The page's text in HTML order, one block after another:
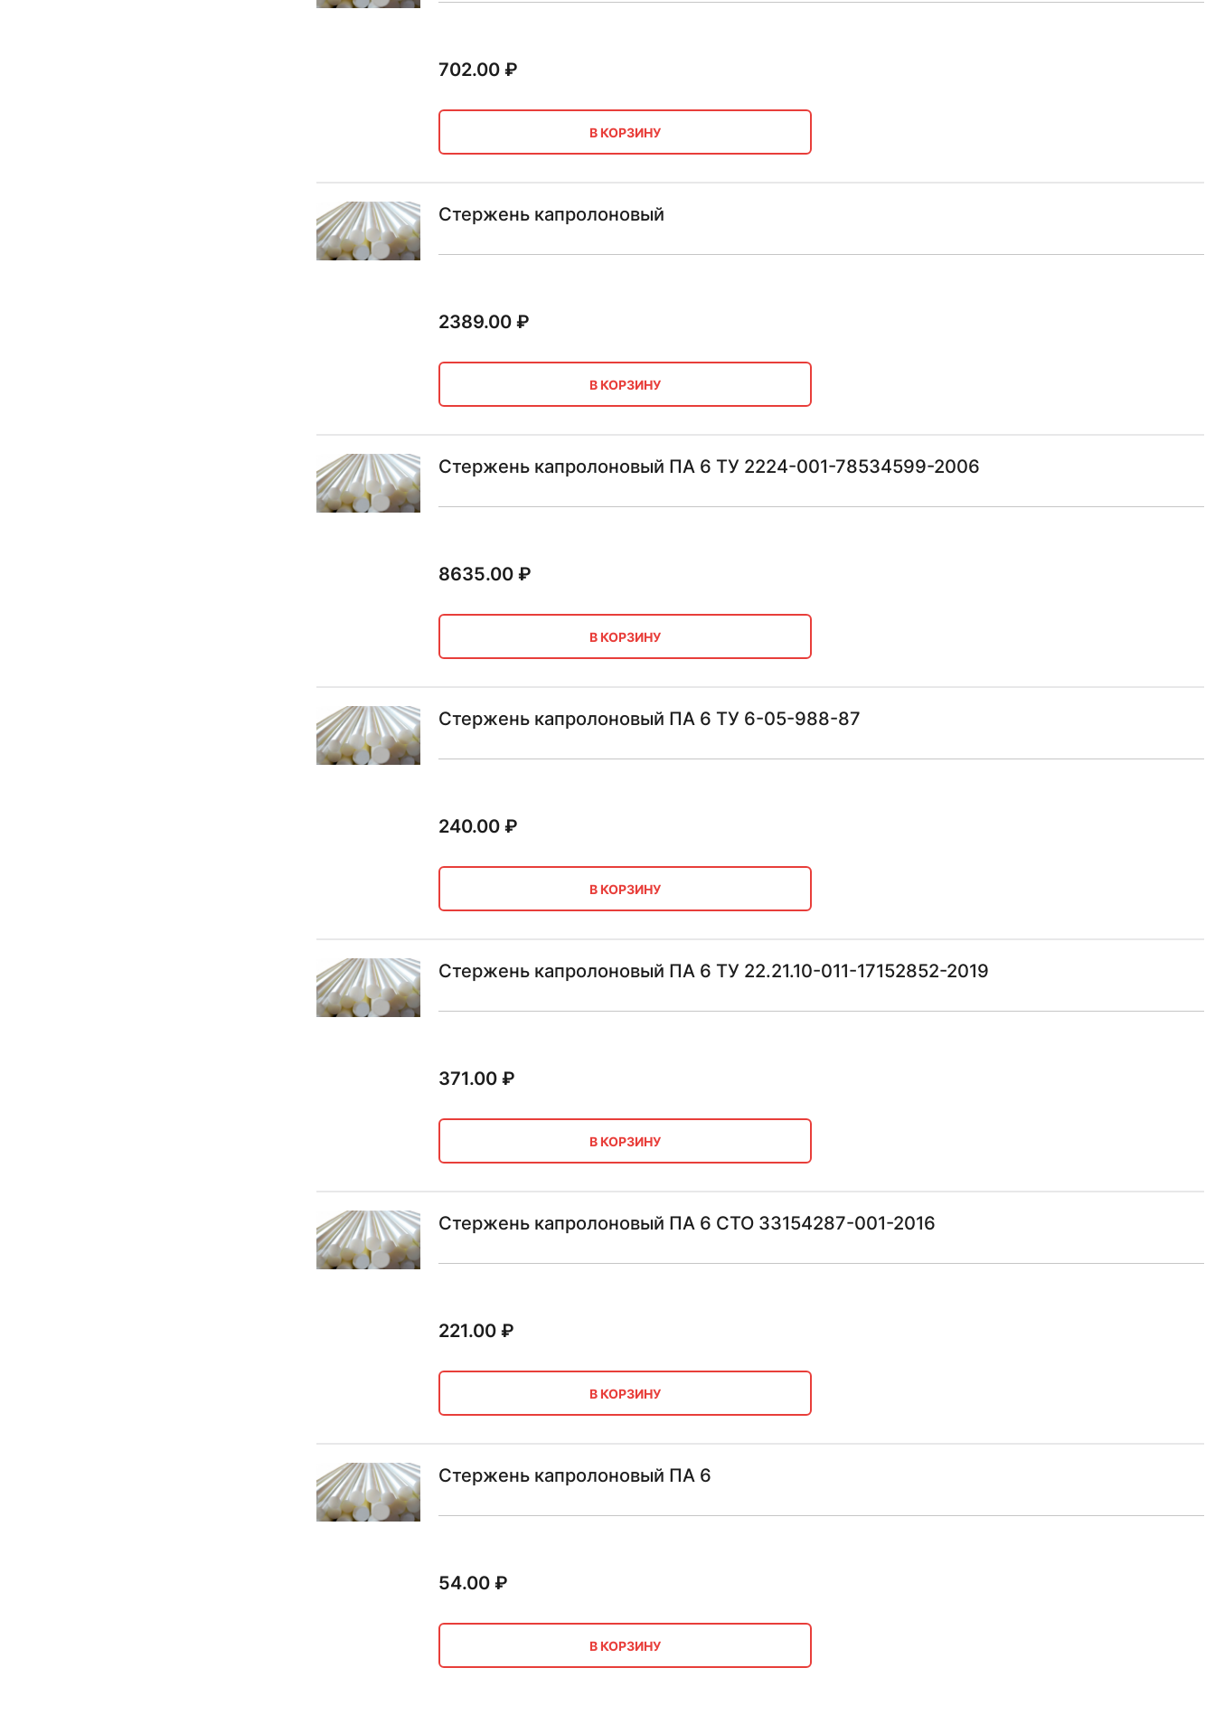
702.00₽
В КОРЗИНУ
Стержень капролоновый
2389.00₽
В КОРЗИНУ
Стержень капролоновый ПА 6 ТУ 2224-001-78534599-2006
8635.00₽
В КОРЗИНУ
Стержень капролоновый ПА 6 ТУ 6-05-988-87
240.00₽
В КОРЗИНУ
Стержень капролоновый ПА 6 ТУ 22.21.10-011-17152852-2019
371.00₽
В КОРЗИНУ
Стержень капролоновый ПА 6 СТО 33154287-001-2016
221.00₽
В КОРЗИНУ
Стержень капролоновый ПА 6
54.00₽
В КОРЗИНУ